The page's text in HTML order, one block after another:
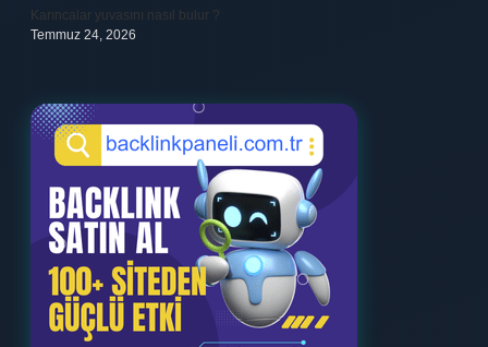
Karıncalar yuvasını nasıl bulur ?
Temmuz 24, 2026